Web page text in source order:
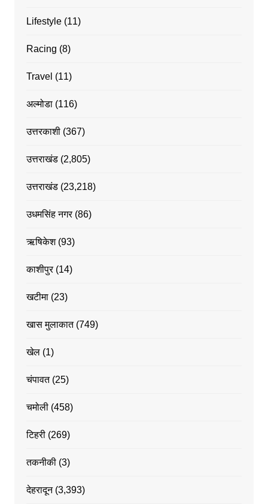
Lifestyle(11)
Racing (8)
Travel (11)
अल्मोडा(116)
उत्तरकाशी(367)
उत्तराखंड(2,805)
उत्तराखंड(23,218)
उधमसिंह नगर(86)
ऋषिकेश(93)
काशीपुर(14)
खटीमा(23)
खास मुलाकात(749)
खेल(1)
चंपावत(25)
चमोली(458)
टिहरी(269)
तकनीकी(3)
देहरादून(3,393)